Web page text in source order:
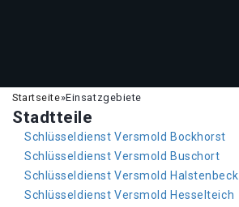
Startseite»Einsatzgebiete
Stadtteile
Schlüsseldienst Versmold Bockhorst
Schlüsseldienst Versmold Buschort
Schlüsseldienst Versmold Halstenbeck
Schlüsseldienst Versmold Hesselteich